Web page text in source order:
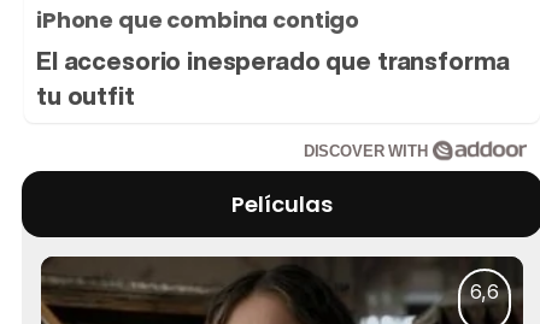
iPhone que combina contigo
El accesorio inesperado que transforma
tu outfit
DISCOVER WITH
Películas
6,6